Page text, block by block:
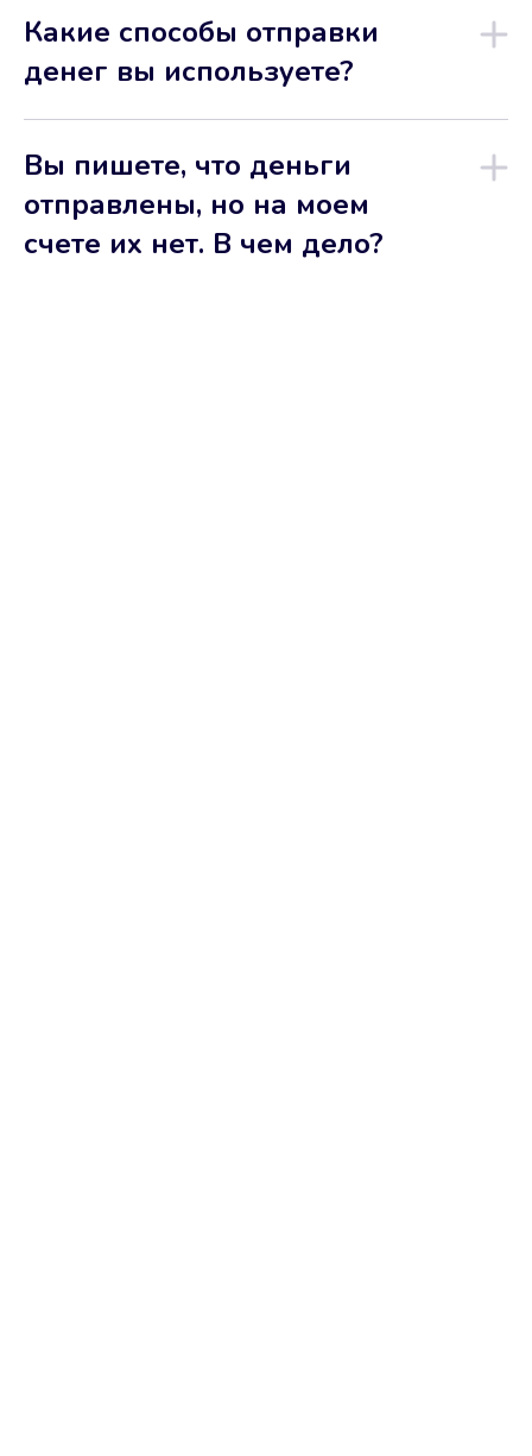
Какие способы отправки
денег вы используете?
Вы пишете, что деньги
отправлены, но на моем
счете их нет. В чем дело?